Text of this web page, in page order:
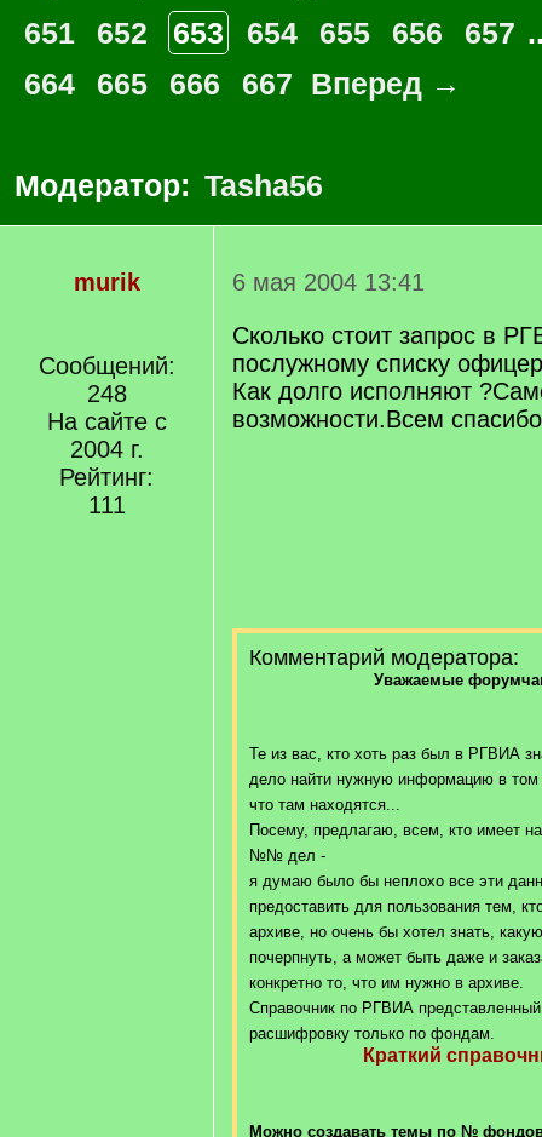
651
652 653 654 655 656 657
664
665 666 667 Вперед →
Модератор: Tasha56
murik
Сообщений:
248
На сайте с
2004 г.
Рейтинг:
111
6 мая 2004 13:41
Сколько стоит запрос в
послужному списку
Как долго исполняют
возможности.Всем
Комментарий модератора:
Уважаемые
Те из вас, кто хоть раз был в РГВИА
дело найти нужную информацию в том
что там находятся...
Посему, предлагаю, всем, кто имеет
№№ дел -
я думаю было бы неплохо все эти
предоставить для пользования тем,
архиве, но очень бы хотел знать,
почерпнуть, а может быть даже и
конкретно то, что им нужно в архиве.
Справочник по РГВИА
расшифровку только по фондам.
Краткий
Можно создавать темы по №